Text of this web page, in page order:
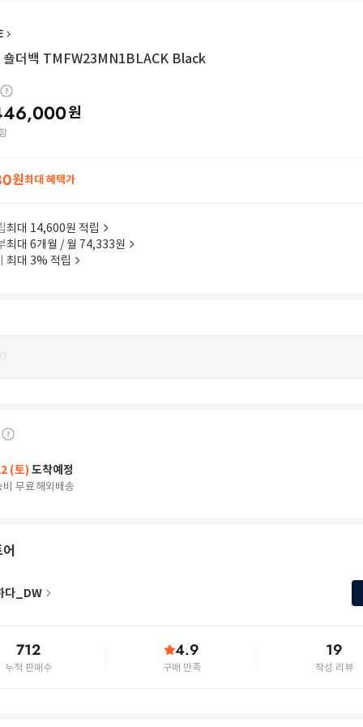
숄더백 TMFW23MN1BLACK Black
원
원최대 혜택가
최대 14,600원 적립
최대 6개월 / 월 74,333원
최대 3% 적립
(토) 도착예정
비 무료해외배송
다_DW
712
누적 판매수
4.9
구매 만족
19
작성 리뷰